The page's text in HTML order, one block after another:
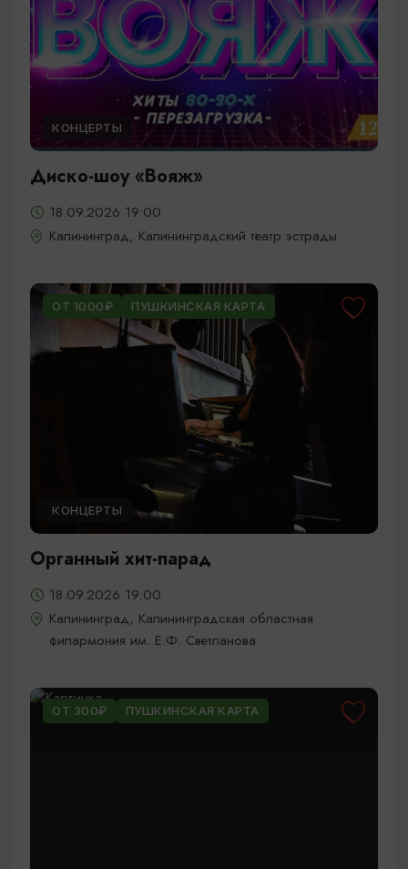
КОНЦЕРТЫ
Диско-шоу «Вояж»
18.09.2026 19:00
Калининград, Калининградский театр эстрады
ОТ 1000₽ ПУШКИНСКАЯ КАРТА
КОНЦЕРТЫ
Органный хит-парад
18.09.2026 19:00
Калининград, Калининградская областная
филармония им. Е.Ф. Светланова
ОТ 300₽ ПУШКИНСКАЯ КАРТА